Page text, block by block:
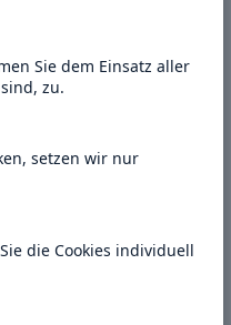
aber bereits
für das direkt
bei, in Q1-2
Belastungen
Der